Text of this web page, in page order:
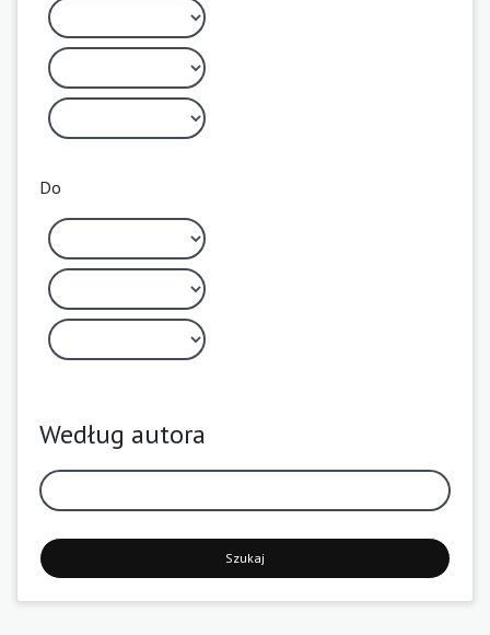
Do
Według autora
Szukaj